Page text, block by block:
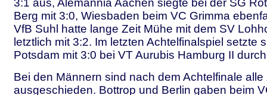
3:1 aus, Alemannia Aachen siegte bei der SG
Berg mit 3:0, Wiesbaden beim VC Grimma
VfB Suhl hatte lange Zeit Mühe mit dem SV
letztlich mit 3:2. Im letzten Achtelfinalspiel setzte
Potsdam mit 3:0 bei VT Aurubis Hamburg II
Bei den Männern sind nach dem Achtelfinale alle
ausgeschieden. Bottrop und Berlin gaben beim